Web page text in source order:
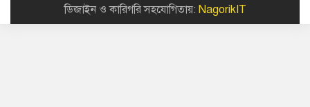
ডিজাইন ও কারিগরি সহযোগিতায়: NagorikIT